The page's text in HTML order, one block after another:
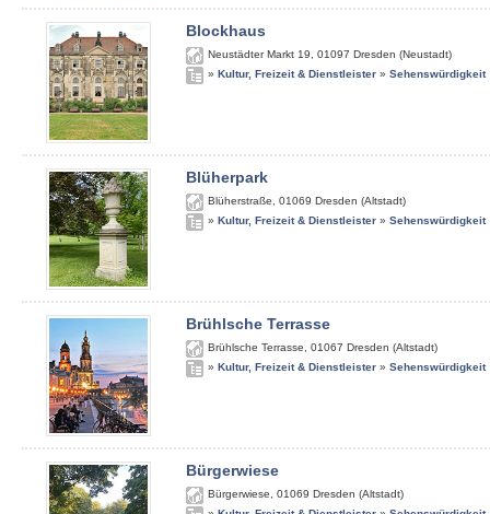
Blockhaus
Neustädter Markt 19 01097 Dresden (Neustadt)
» Kultur, Freizeit & Dienstleister » Sehenswürdigkeit
Blüherpark
Blüherstraße 01069 Dresden (Altstadt)
» Kultur, Freizeit & Dienstleister » Sehenswürdigkeit
Brühlsche Terrasse
Brühlsche Terrasse 01067 Dresden (Altstadt)
» Kultur, Freizeit & Dienstleister » Sehenswürdigkeit
Bürgerwiese
Bürgerwiese 01069 Dresden (Altstadt)